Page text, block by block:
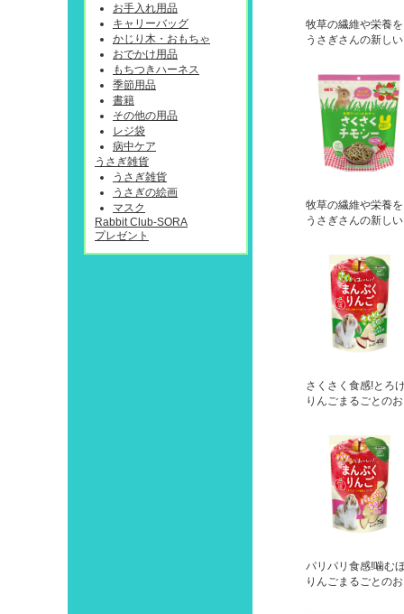
お手入れ用品
キャリーバッグ
かじり木・おもちゃ
おでかけ用品
もちつきハーネス
季節用品
書籍
その他の用品
レジ袋
病中ケア
うさぎ雑貨
うさぎ雑貨
うさぎの絵画
マスク
Rabbit Club-SORA
プレゼント
牧草の繊維や栄養
うさぎさんの新し
牧草の繊維や栄養
うさぎさんの新し
さくさく食感!とろ
りんごまるごとの
パリパリ食感!噛む
りんごまるごとの